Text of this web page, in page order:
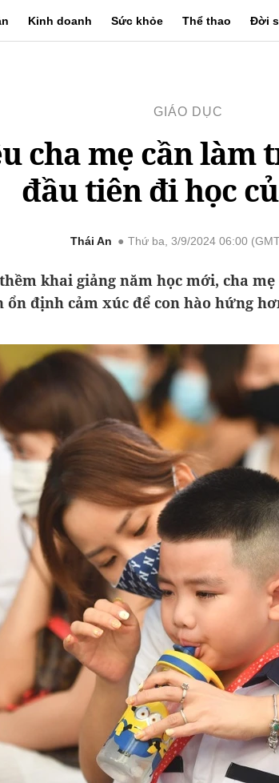
Kinh doanh Sức khỏe Thể thao Đời
GIÁO DỤC
cha mẹ cần làm
đầu tiên đi học
Thái An Thứ ba, 3/9/2024 06:00
khai giảng năm học mới, cha
ổn định cảm xúc để con hào hứng